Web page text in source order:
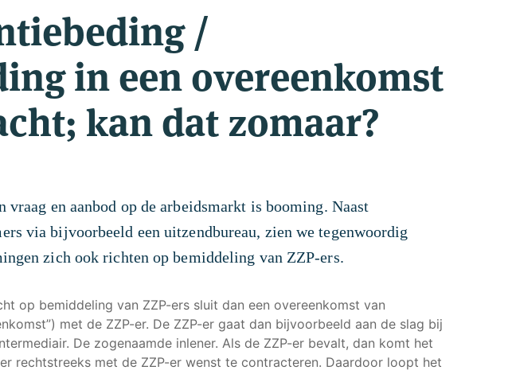
/
in een overeenkomst
kan dat zomaar?
en aanbod op de arbeidsmarkt is booming. Naast
via bijvoorbeeld een uitzendbureau, zien we tegenwoordig
zich ook richten op bemiddeling van ZZP-ers.
op bemiddeling van ZZP-ers sluit dan een overeenkomst van
met de ZZP-er. De ZZP-er gaat dan bijvoorbeeld aan de slag bij
De zogenaamde inlener. Als de ZZP-er bevalt, dan komt het
rechtstreeks met de ZZP-er wenst te contracteren. Daardoor loopt het